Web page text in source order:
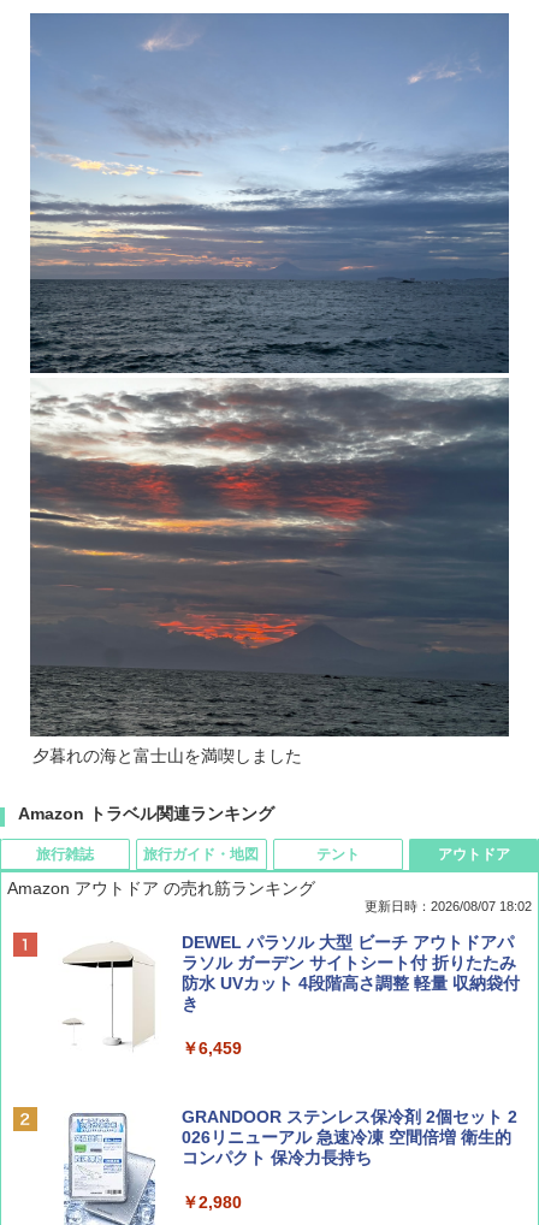
夕暮れの海と富士山を満喫しました
Amazon トラベル関連ランキング
旅行雑誌
ディズニーファン ２０２６年 ９月号 [雑
誌] (ＤＩＳＮＥＹ ＦＡＮ)
￥713
SOTO ミニマル"旅"財布 ランダム2種】
￥1,500
旅行ガイド・地図
僕が見た未来【完全版】
￥0
力的な町 2026～2027 地球の歩き方D アジア
￥2,079
テント
[キャンパーズコレクション 山善] ポップアッ
プテント 傘みたいに広げて畳める パッとサ
ッとサンシェード キューブ フルクローズ メ
ッシュ 簡単設置 ワンタッチテント キャンプ
PYKES PEAK (パイクスピーク) 着替えテン
ト プライバシー テント 【中が透けない】 1
ーチ ピクニック ポップアップテント 携帯 簡
アウトドア
Amazon アウトドア の売れ筋ランキング
更新日時：2026/08/07 18:02
DEWEL パラソル 大型 ビーチ アウトドアパ
ラソル ガーデン サイトシート付 折りたたみ
防水 UVカット 4段階高さ調整 軽量 収納袋付
き
￥6,459
GRANDOOR ステンレス保冷剤 2個セット 2
026リニューアル 急速冷凍 空間倍増 衛生的
コンパクト 保冷力長持ち
￥2,980